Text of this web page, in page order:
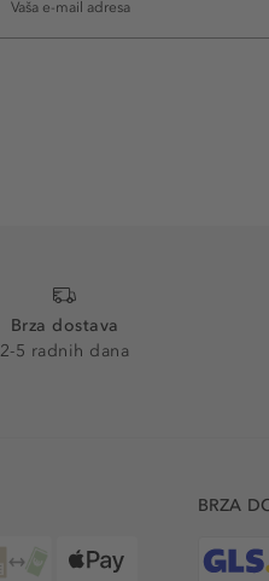
Brza dostava
2-5 radnih dana
BRZA